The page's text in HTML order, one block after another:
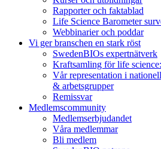
Rapporter och faktablad
Life Science Barometer
Webbinarier och poddar
Vi ger branschen en stark röst
SwedenBIOs expertnätverk
Kraftsamling för life
Vår representation i
& arbetsgrupper
Remissvar
Medlemscommunity
Medlemserbjudandet
Våra medlemmar
Bli medlem